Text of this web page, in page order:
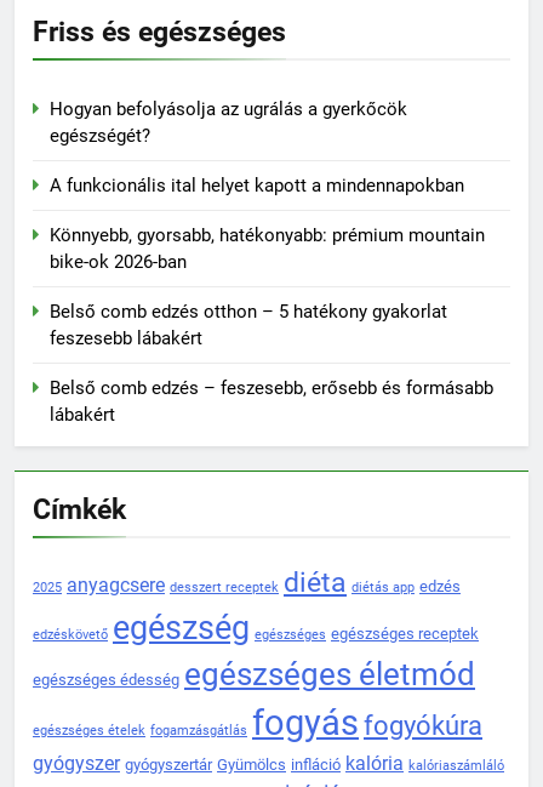
Friss és egészséges
Hogyan befolyásolja az ugrálás a gyerkőcök
egészségét?
A funkcionális ital helyet kapott a mindennapokban
Könnyebb, gyorsabb, hatékonyabb: prémium mountain
bike-ok 2026-ban
Belső comb edzés otthon – 5 hatékony gyakorlat
feszesebb lábakért
Belső comb edzés – feszesebb, erősebb és formásabb
lábakért
Címkék
2025 anyagcsere desszert receptek diéta diétás app edzés
edzéskövető egészség egészséges egészséges receptek
egészséges édesség egészséges életmód
egészséges ételek fogamzásgátlás fogyás fogyókúra
gyógyszer gyógyszertár Gyümölcs infláció kalória kalóriaszámláló